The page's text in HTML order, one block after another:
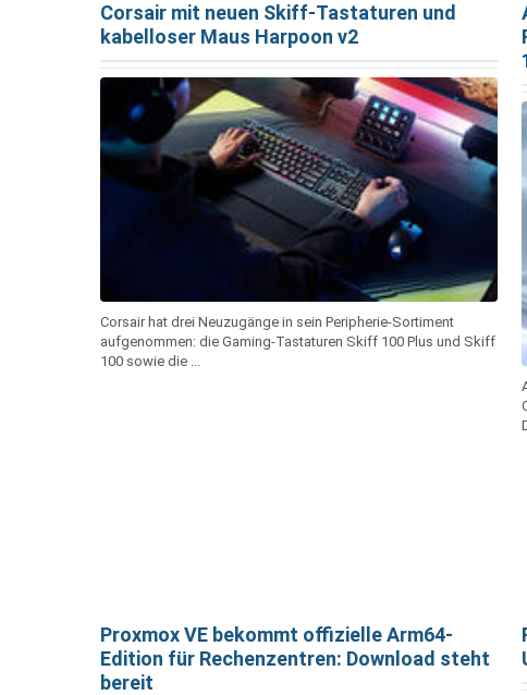
Corsair mit neuen Skiff-Tastaturen und
kabelloser Maus Harpoon v2
Corsair hat drei Neuzugänge in sein Peripherie-Sortiment
aufgenommen: die Gaming-Tastaturen Skiff 100 Plus und Skiff
100 sowie die ...
Proxmox VE bekommt offizielle Arm64-
Edition für Rechenzentren: Download steht
bereit